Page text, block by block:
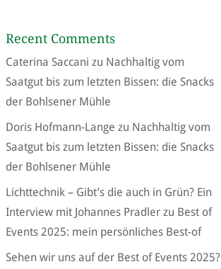
Recent Comments
Caterina Saccani zu Nachhaltig vom
Saatgut bis zum letzten Bissen: die Snacks
der Bohlsener Mühle
Doris Hofmann-Lange zu Nachhaltig vom
Saatgut bis zum letzten Bissen: die Snacks
der Bohlsener Mühle
Lichttechnik – Gibt’s die auch in Grün? Ein
Interview mit Johannes Pradlerzu Best of
Events 2025: mein persönliches Best-of
Sehen wir uns auf der Best of Events 2025?